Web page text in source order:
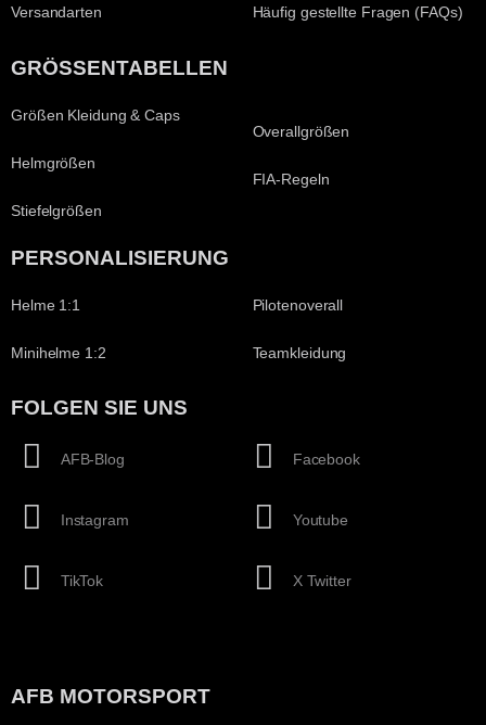
Versandarten Häufig gestellte Fragen (FAQs)
GRÖSSENTABELLEN
Größen Kleidung & Caps
Helmgrößen
Stiefelgrößen
Overallgrößen
FIA-Regeln
PERSONALISIERUNG
Helme 1:1
Minihelme 1:2
Pilotenoverall
Teamkleidung
FOLGEN SIE UNS
AFB-Blog
Instagram
TikTok
Facebook
Youtube
X Twitter
AFB MOTORSPORT